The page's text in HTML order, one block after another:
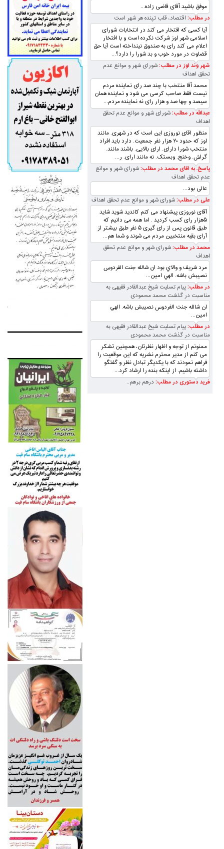
موفق باشید آقای قاضی زاده...
در مطلب: اقتصاد، قلب تپنده‌ هر شهر است
آیا کسی که افتخار می کند در انتخابات شورای
اسلامی شهر اوز شرکت نکرده است و با افتخار
اعلام می کند رای به صندوق نینداخته است آیا حق
قضاوت در مورد خوب و بد شورا را دارد؟...
شهر وند اوز در مطلب:شورای شهر و موانع عدم
تحقق اهداف
محمد آقا منتخب با چند صد رای نماینده مردم
نیست فقط صاحب کرسی می شود و نماینده همان
سیصد و چها صد و هزار رای نه نماینده مردم...
عبدالله در مطلب:شورای شهر و موانع عدم تحقق
اهداف
منظور اقای نوروزی این است که در شهری. مانند
اوز که حدود ۲۰ هزار نفر جمعیت. دارد باید افراد
منتخب شورا دارای. ارای بالایی. باشند مانند.
گراش. وخنج. وبستک. نه مانند ارای. ر...
پاسخ. به اقای محمد در مطلب:شورای شهر و موانع
عدم تحقق اهداف
عالی بود...
علی در مطلب:شورای شهر و موانع عدم تحقق اهداف
آقای نوروزی پیشنهاد می کنم کاندید شوید شاید
۵هزار رای کسب کردید . اما همه می دانیم که
طبق قانون پس از رای گیری ۵ نفر طبق بیشتر از
آرای بقیه منتخبین مردم می شوند و شما هم...
محمد در مطلب:شورای شهر و موانع عدم تحقق
اهداف
مرد شريف و والاي بود ان شالله جنت الفردوس
نصيبش باشه. الهي امين...
در مطلب:پیام تسلیت شیخ عبدالقادر فقیهی به
مناسبت در گذشت محمد محمودی
ان شالله جنت الفردوس نصيبش باشه. الهي
امين...
در مطلب:پیام تسلیت شیخ عبدالقادر فقیهی به
مناسبت در گذشت محمد محمودی
ممنونم از توجه و اظهار نظرتان، همچنین تشکر
می کنم از مدیر محترم نشریه که این موقعیت را
فراهم نمودند که با یکدیگر تبادل نظر و گفتگو
داشته باشیم. از اینکه بنده را ارشاد کرد...
فرید دستوری در مطلب: درهم برهم..